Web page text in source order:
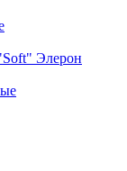
Элерон